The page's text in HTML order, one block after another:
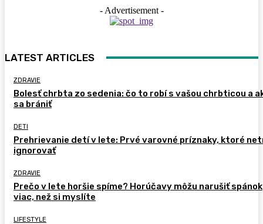
- Advertisement -
LATEST ARTICLES
ZDRAVIE
Bolesť chrbta zo sedenia: čo to robí s vašou chrbticou a
sa brániť
DETI
Prehrievanie detí v lete: Prvé varovné príznaky, ktoré
ignorovať
ZDRAVIE
Prečo v lete horšie spíme? Horúčavy môžu narušiť spánok
viac, než si myslíte
LIFESTYLE